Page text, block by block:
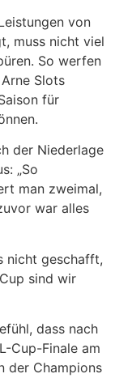
von
muss nicht viel
So werfen
Slots
für
der Niederlage
„So
man zweimal,
war alles
nicht geschafft,
sind wir
dass nach
Cup-Finale am
der Champions